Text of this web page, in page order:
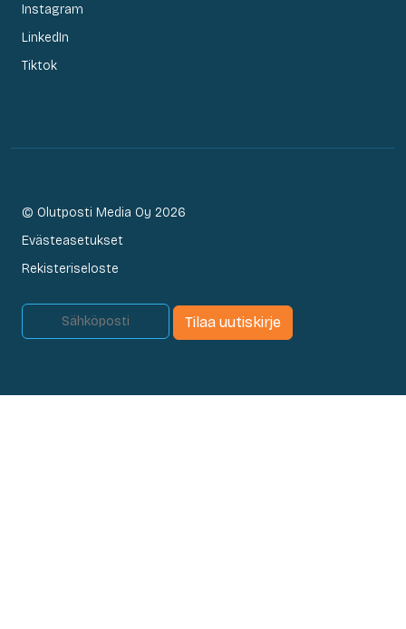
Instagram
LinkedIn
Tiktok
© Olutposti Media Oy 2026
Evästeasetukset
Rekisteriseloste
Tilaa uutiskirje